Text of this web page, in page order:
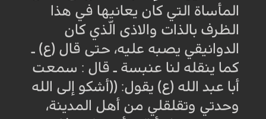
المأساة التي كان يعانيها في هذا
الظرف بالذات والاذى الّذي كان
الدوانيقي يصبه عليه، حتى قال (ع) ـ
كما ينقله لنا عنبسة ـ قال : سمعت
أبا عبد الله (ع) يقول: ((أشكو إلى الله
وحدتي وتقلقلي من أهل المدينة،